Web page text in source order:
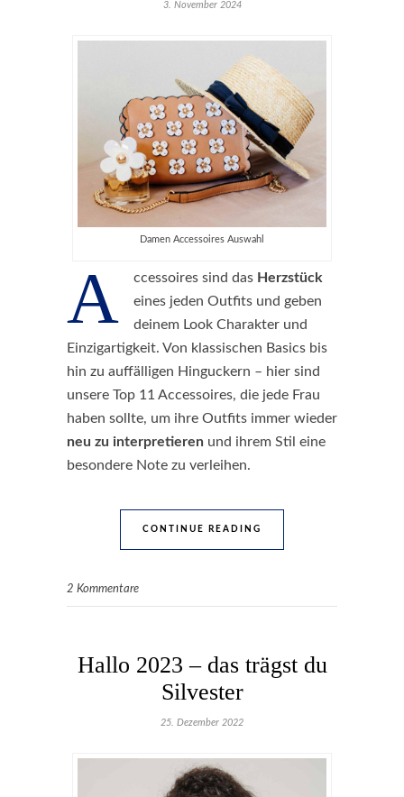
3. November 2024
Damen Accessoires Auswahl
A ccessoires sind das Herzstück
eines jeden Outfits und geben
deinem Look Charakter und
Einzigartigkeit. Von klassischen Basics bis
hin zu auffälligen Hinguckern – hier sind
unsere Top 11 Accessoires, die jede Frau
haben sollte, um ihre Outfits immer wieder
neu zu interpretieren und ihrem Stil eine
besondere Note zu verleihen.
CONTINUE READING
2 Kommentare
Hallo 2023 – das trägst du
Silvester
25. Dezember 2022